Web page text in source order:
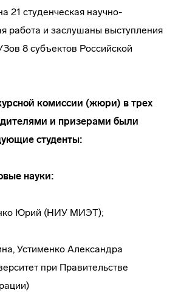
21 студенческая научно-
работа и заслушаны выступления
8 субъектов Российской
комиссии (жюри) в трех
и призерами были
студенты:
науки:
Юрий (НИУ МИЭТ);
Устименко Александра
при Правительстве